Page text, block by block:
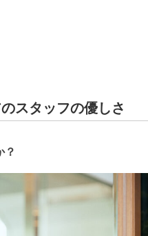
スタッフの優しさ
？